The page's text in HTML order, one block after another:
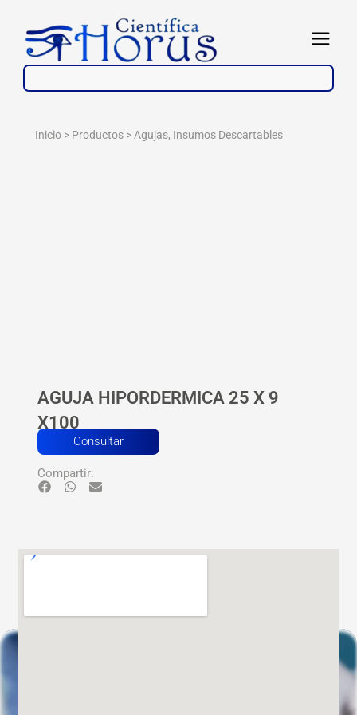
contenido
Abrir
Inicio > Productos >Agujas, Insumos Descartables
AGUJA HIPORDERMICA 25 X 9
X100
Consultar
Compartir: